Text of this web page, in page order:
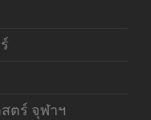
ตร์ จุฬาฯ